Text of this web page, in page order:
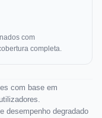
com
completa.
com base em
desempenho degradado